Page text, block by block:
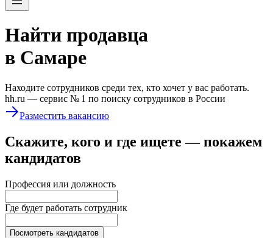
Найти продавца
в Самаре
Находите сотрудников среди тех, кто хочет у вас работать.
hh.ru — сервис № 1 по поиску сотрудников в России
Разместить вакансию
Скажите, кого и где ищете — покажем
кандидатов
Профессия или должность
Где будет работать сотрудник
Посмотреть кандидатов